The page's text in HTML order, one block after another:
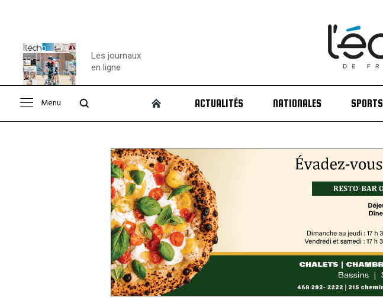
Consulter le
Les journaux
en ligne
Menu ACTUALITÉS NATIONALES SPORTS